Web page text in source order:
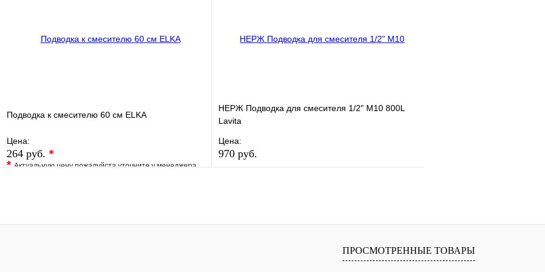
Подводка к смесителю 60 см ELKA
Цена:
264 руб. *
*Актуальную цену пожалуйста уточните у менеджера
НЕРЖ Подводка для смесителя 1/2" М10 800L
Lavita
Цена:
970 руб.
ПРОСМОТРЕННЫЕ ТОВАРЫ